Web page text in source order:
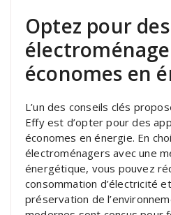
Optez pour
économes en
L’un des conseils clés
Effy est d’opter pour des
économes en énergie. En
électroménagers avec une
énergétique, vous pouvez
consommation d’électricité
préservation de